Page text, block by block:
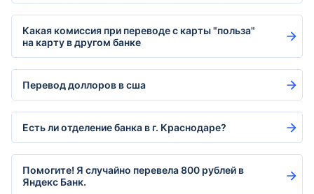
Какая комиссия при переводе с карты "польза"
на карту в другом банке
Перевод доллоров в сша
Есть ли отделение банка в г. Краснодаре?
Помогите! Я случайно перевела 800 рублей в
Яндекс Банк.